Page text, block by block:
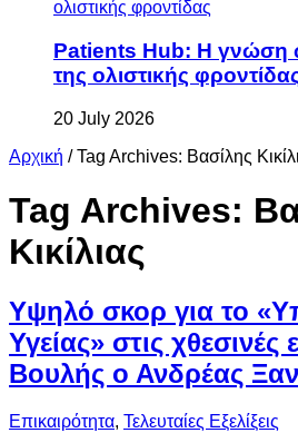
Patients Hub: Η γνώση
της ολιστικής
20 July 2026
Αρχική / Tag Archives: Βασίλης
Tag Archives:
Κικίλιας
Υψηλό σκορ για το
Υγείας» στις χθεσινές
Βουλής ο Ανδρέας
Επικαιρότητα, Τελευταίες Εξελίξεις